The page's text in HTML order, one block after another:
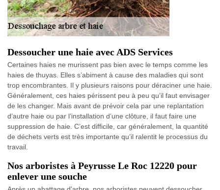
Dessoucher une haie avec ADS Services
Certaines haies ne murissent pas bien avec le temps comme les
haies de thuyas. Elles s’abiment à cause des maladies qui sont
trop encombrantes. Il y plusieurs raisons pour déraciner une haie.
Généralement, ces haies périssent peu à peu qu’il faut envisager
de les changer. Mais avant de prévoir cela par une replantation
d’autre haie ou par l’installation d’une clôture, il faut faire une
suppression de haie. C’est difficile, car généralement, la quantité
de déchets verts est très importante qu’il ralentit le processus du
travail.
Nos arboristes à Peyrusse Le Roc 12220 pour
enlever une souche